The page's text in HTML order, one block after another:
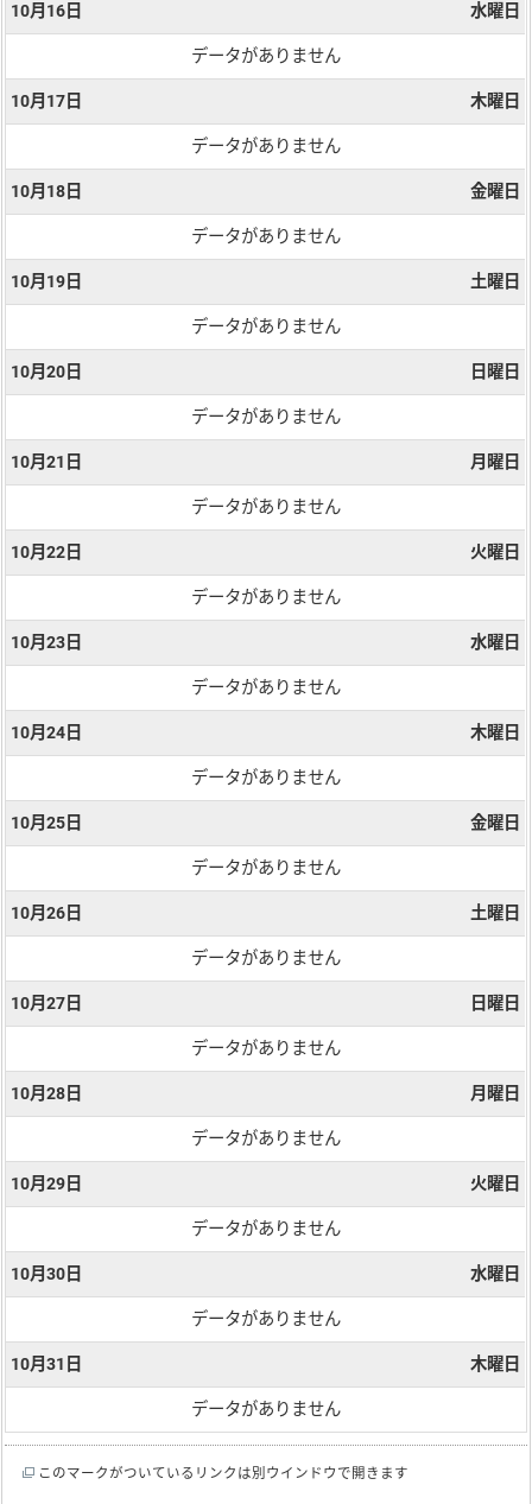
10月16日 水曜日
データがありません
10月17日 木曜日
データがありません
10月18日 金曜日
データがありません
10月19日 土曜日
データがありません
10月20日 日曜日
データがありません
10月21日 月曜日
データがありません
10月22日 火曜日
データがありません
10月23日 水曜日
データがありません
10月24日 木曜日
データがありません
10月25日 金曜日
データがありません
10月26日 土曜日
データがありません
10月27日 日曜日
データがありません
10月28日 月曜日
データがありません
10月29日 火曜日
データがありません
10月30日 水曜日
データがありません
10月31日 木曜日
データがありません
このマークがついているリンクは別ウインドウで開きます